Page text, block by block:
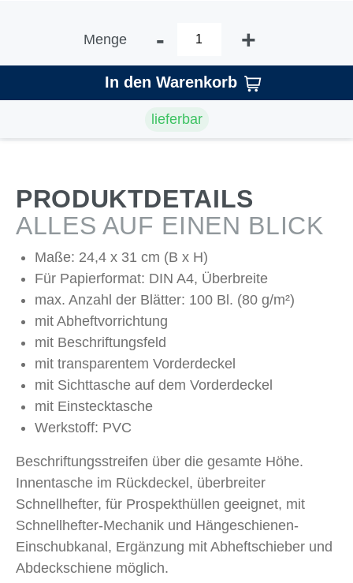
Menge - +
In den Warenkorb
lieferbar
PRODUKTDETAILS
ALLES AUF EINEN BLICK
Maße: 24,4 x 31 cm (B x H)
Für Papierformat: DIN A4, Überbreite
max. Anzahl der Blätter: 100 Bl. (80 g/m²)
mit Abheftvorrichtung
mit Beschriftungsfeld
mit transparentem Vorderdeckel
mit Sichttasche auf dem Vorderdeckel
mit Einstecktasche
Werkstoff: PVC
Beschriftungsstreifen über die gesamte Höhe.
Innentasche im Rückdeckel, überbreiter
Schnellhefter, für Prospekthüllen geeignet, mit
Schnellhefter-Mechanik und Hängeschienen-
Einschubkanal, Ergänzung mit Abheftschieber und
Abdeckschiene möglich.